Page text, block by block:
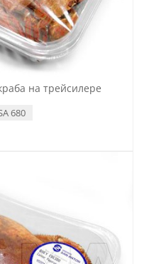
на трейсилере
680